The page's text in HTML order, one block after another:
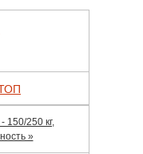
150/250 кг,
»